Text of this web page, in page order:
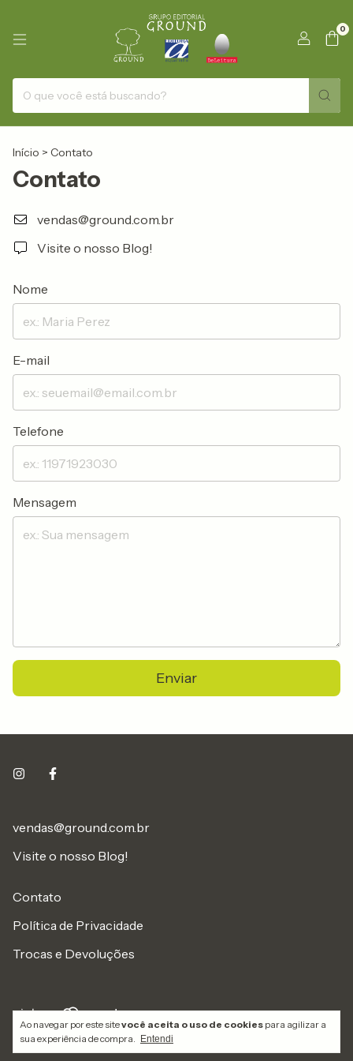
0
Ao navegar por este sitevocê aceita o uso de cookies para agilizar a
sua experiência de compra.
Entendi
Início > Contato
Contato
vendas@ground.com.br
Visite o nosso Blog!
Nome
E-mail
Telefone
Mensagem
Enviar
vendas@ground.com.br
Visite o nosso Blog!
Contato
Política de Privacidade
Trocas e Devoluções
Copyright Grupo Editorial Ground - 2026. Todos os direitos
reservados.